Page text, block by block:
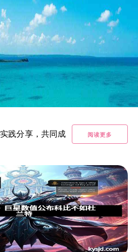
实践分享，共同成
阅读更多